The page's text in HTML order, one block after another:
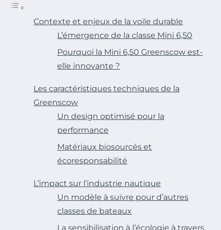
Contexte et enjeux de la voile durable
L’émergence de la classe Mini 6,50
Pourquoi la Mini 6,50 Greenscow est-
elle innovante ?
Les caractéristiques techniques de la
Greenscow
Un design optimisé pour la
performance
Matériaux biosourcés et
écoresponsabilité
L’impact sur l’industrie nautique
Un modèle à suivre pour d’autres
classes de bateaux
La sensibilisation à l’écologie à travers